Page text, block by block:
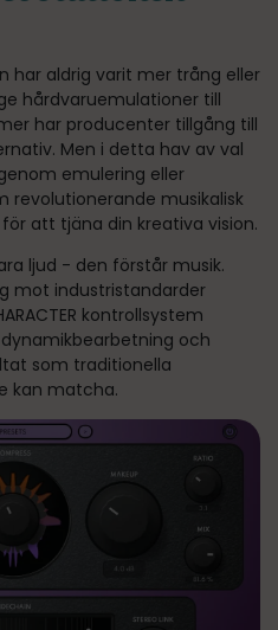
har aldrig varit mer trång eller
hårdvaruemulationer till
har producenter tillgång till
Men i detta hav av val
emulering eller
revolutionerande musikalisk
att tjäna din kreativa vision.
ljud - den förstår musik.
mot industristandarder
kontrollsystem
och
som traditionella
kan matcha.